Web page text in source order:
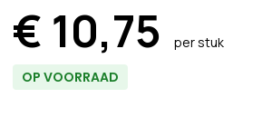
€ 10,75 per stuk
OP VOORRAAD